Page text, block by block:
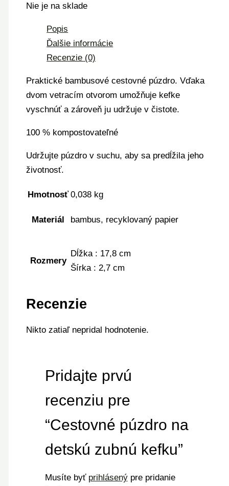
Nie je na sklade
Popis
Ďalšie informácie
Recenzie (0)
Praktické bambusové cestovné púzdro. Vďaka
dvom vetracím otvorom umožňuje kefke
vyschnúť a zároveň ju udržuje v čistote.
100 % kompostovateľné
Udržujte púzdro v suchu, aby sa predĺžila jeho
životnosť.
Hmotnosť 0,038 kg
Materiál bambus, recyklovaný papier
Rozmery
Dĺžka : 17,8 cm
Šírka : 2,7 cm
Recenzie
Nikto zatiaľ nepridal hodnotenie.
Pridajte prvú
recenziu pre
“Cestovné púzdro na
detskú zubnú kefku”
Musíte byť prihlásenýpre pridanie